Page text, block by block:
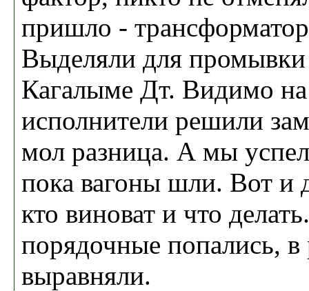
пришло -
Выделяли для
Кагалыме Дт. Видимо на
исполнители решили
мол разница. А мы
пока вагоны шли. Вот и
кто виноват и что
порядочные попались, в
выравняли.